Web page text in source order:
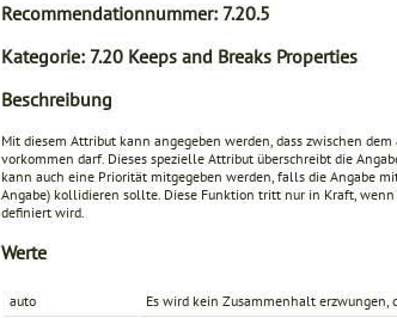
Recommendationnummer: 7.20.5
Kategorie: 7.20 Keeps and Breaks Properties
Beschreibung
Mit diesem Attribut kann angegeben werden, dass zwischen
vorkommen darf. Dieses spezielle Attribut überschreibt die
kann auch eine Priorität mitgegeben werden, falls die Angabe
Angabe) kollidieren sollte. Diese Funktion tritt nur in Kraft,
definiert wird.
Werte
auto
Es wird kein Zusammenhalt erzwungen,